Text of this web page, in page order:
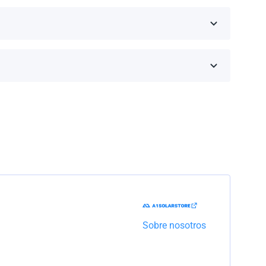
Sobre nosotros